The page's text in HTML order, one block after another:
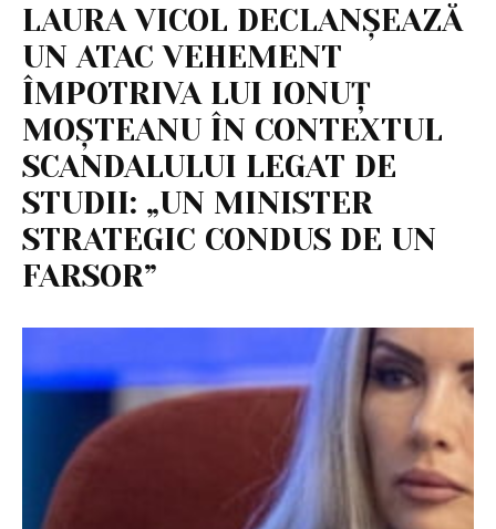
LAURA VICOL DECLANȘEAZĂ
UN ATAC VEHEMENT
ÎMPOTRIVA LUI IONUȚ
MOȘTEANU ÎN CONTEXTUL
SCANDALULUI LEGAT DE
STUDII: „UN MINISTER
STRATEGIC CONDUS DE UN
FARSOR”